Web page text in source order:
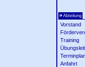
Abteilung
Vorstand
Training
Anfahrt